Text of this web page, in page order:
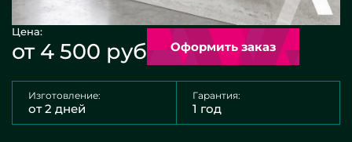
Цена:
от 4 500 руб Оформить заказ
Изготовление:
от 2 дней
Гарантия:
1 год